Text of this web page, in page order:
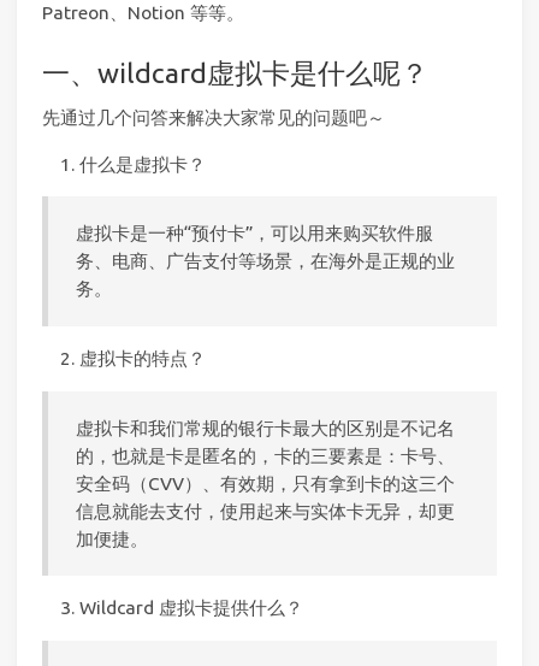
Patreon、Notion 等等。
一、wildcard虚拟卡是什么呢？
先通过几个问答来解决大家常见的问题吧～
什么是虚拟卡？
虚拟卡是一种“预付卡”，可以用来购买软件服
务、电商、广告支付等场景，在海外是正规的业
务。
虚拟卡的特点？
虚拟卡和我们常规的银行卡最大的区别是不记名
的，也就是卡是匿名的，卡的三要素是：卡号、
安全码（CVV）、有效期，只有拿到卡的这三个
信息就能去支付，使用起来与实体卡无异，却更
加便捷。
Wildcard 虚拟卡提供什么？